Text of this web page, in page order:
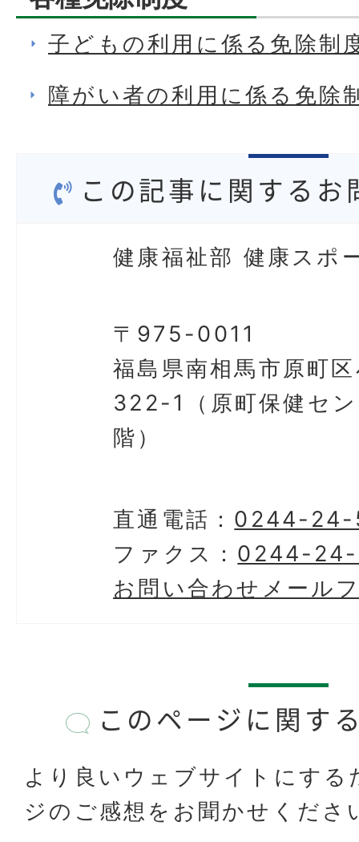
子どもの利用に係る免除制
障がい者の利用に係る免除
この記事に関するお
健康福祉部 健康スポ
〒975-0011
福島県南相馬市原町
322-1（原町保健セ
階）
直通電話： 0244-
ファクス： 0244-
お問い合わせメール
このページに関す
より良いウェブサイトにする
ジのご感想をお聞かせくださ